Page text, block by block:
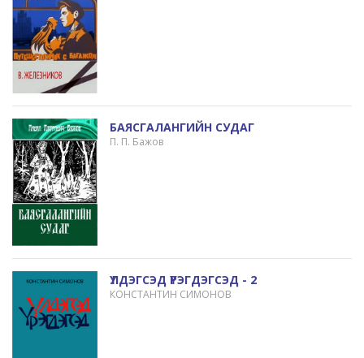
БАЯСГАЛАНГИЙН СУДАГ
П. П. Бажов
ҮЛДЭГСЭД ҮРЭГДЭГСЭД - 2
КОНСТАНТИН СИМОНОВ